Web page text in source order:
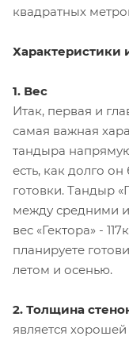
квадратных
Характеристики
1. Вес
Итак, первая и
самая важная
тандыра
есть, как долго он
готовки. Тандыр
между средними
вес «Гектора» -
планируете
летом и осенью.
2. Толщина
является